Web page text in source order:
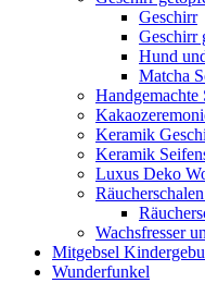
Geschirr
Geschirr
Hund
Matcha
Handgemachte
Keramik
Keramik
Luxus Deko
Wachsfresser
Mitgebsel
Wunderfunkel